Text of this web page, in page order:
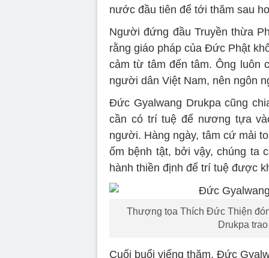
nước đầu tiên để tới thăm sau
Người đứng đầu Truyền thừa
rằng giáo pháp của Đức Phật
cảm từ tâm đến tâm. Ông luôn
người dân Việt Nam, nên ngôn
Đức Gyalwang Drukpa cũng
cần có trí tuệ để nương tựa
người. Hàng ngày, tâm cứ mải
ốm bệnh tật, bởi vậy, chúng ta
hành thiền định để trí tuệ được
Thượng tọa Thích Đức Thiện
Drukpa
Cuối buổi viếng thăm, Đức